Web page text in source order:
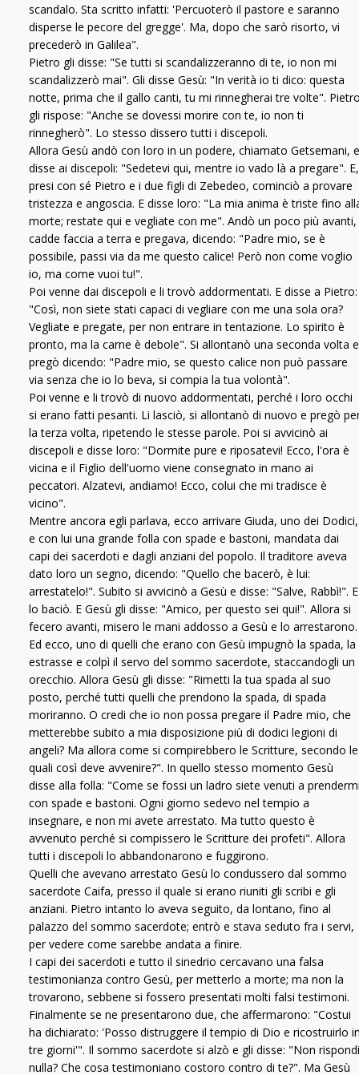
scandalo. Sta scritto infatti: 'Percuoterò il pastore e saranno
disperse le pecore del gregge'. Ma, dopo che sarò risorto, vi
precederò in Galilea".
Pietro gli disse: "Se tutti si scandalizzeranno di te, io non mi
scandalizzerò mai". Gli disse Gesù: "In verità io ti dico: questa
notte, prima che il gallo canti, tu mi rinnegherai tre volte".
gli rispose: "Anche se dovessi morire con te, io non ti
rinnegherò". Lo stesso dissero tutti i discepoli.
Allora Gesù andò con loro in un podere, chiamato Getsemani, e
disse ai discepoli: "Sedetevi qui, mentre io vado là a pregare". E,
presi con sé Pietro e i due figli di Zebedeo, cominciò a provare
tristezza e angoscia. E disse loro: "La mia anima è triste fino
morte; restate qui e vegliate con me". Andò un poco più avanti,
cadde faccia a terra e pregava, dicendo: "Padre mio, se è
possibile, passi via da me questo calice! Però non come voglio
io, ma come vuoi tu!".
Poi venne dai discepoli e li trovò addormentati. E disse a Pietro:
"Così, non siete stati capaci di vegliare con me una sola ora?
Vegliate e pregate, per non entrare in tentazione. Lo spirito è
pronto, ma la carne è debole". Si allontanò una seconda volta e
pregò dicendo: "Padre mio, se questo calice non può passare
via senza che io lo beva, si compia la tua volontà".
Poi venne e li trovò di nuovo addormentati, perché i loro occhi
si erano fatti pesanti. Li lasciò, si allontanò di nuovo e pregò
la terza volta, ripetendo le stesse parole. Poi si avvicinò ai
discepoli e disse loro: "Dormite pure e riposatevi! Ecco, l'ora è
vicina e il Figlio dell'uomo viene consegnato in mano ai
peccatori. Alzatevi, andiamo! Ecco, colui che mi tradisce è
vicino".
Mentre ancora egli parlava, ecco arrivare Giuda, uno dei Dodici,
e con lui una grande folla con spade e bastoni, mandata dai
capi dei sacerdoti e dagli anziani del popolo. Il traditore aveva
dato loro un segno, dicendo: "Quello che bacerò, è lui:
arrestatelo!". Subito si avvicinò a Gesù e disse: "Salve, Rabbì!". E
lo baciò. E Gesù gli disse: "Amico, per questo sei qui!". Allora si
fecero avanti, misero le mani addosso a Gesù e lo arrestarono.
Ed ecco, uno di quelli che erano con Gesù impugnò la spada, la
estrasse e colpì il servo del sommo sacerdote, staccandogli un
orecchio. Allora Gesù gli disse: "Rimetti la tua spada al suo
posto, perché tutti quelli che prendono la spada, di spada
moriranno. O credi che io non possa pregare il Padre mio, che
metterebbe subito a mia disposizione più di dodici legioni di
angeli? Ma allora come si compirebbero le Scritture, secondo le
quali così deve avvenire?". In quello stesso momento Gesù
disse alla folla: "Come se fossi un ladro siete venuti a
con spade e bastoni. Ogni giorno sedevo nel tempio a
insegnare, e non mi avete arrestato. Ma tutto questo è
avvenuto perché si compissero le Scritture dei profeti". Allora
tutti i discepoli lo abbandonarono e fuggirono.
Quelli che avevano arrestato Gesù lo condussero dal sommo
sacerdote Caifa, presso il quale si erano riuniti gli scribi e gli
anziani. Pietro intanto lo aveva seguito, da lontano, fino al
palazzo del sommo sacerdote; entrò e stava seduto fra i servi,
per vedere come sarebbe andata a finire.
I capi dei sacerdoti e tutto il sinedrio cercavano una falsa
testimonianza contro Gesù, per metterlo a morte; ma non la
trovarono, sebbene si fossero presentati molti falsi testimoni.
Finalmente se ne presentarono due, che affermarono: "Costui
ha dichiarato: 'Posso distruggere il tempio di Dio e ricostruirlo
tre giorni'". Il sommo sacerdote si alzò e gli disse: "Non rispondi
nulla? Che cosa testimoniano costoro contro di te?". Ma Gesù